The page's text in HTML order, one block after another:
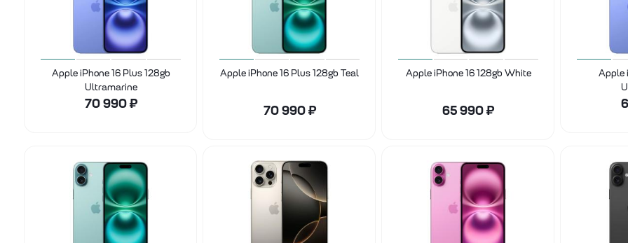
Apple iPhone 16 Plus 128gb
Ultramarine
70 990₽
Apple iPhone 16 Plus 128gb Teal
70 990₽
Apple iPhone 16 128gb White
65 990₽
Apple